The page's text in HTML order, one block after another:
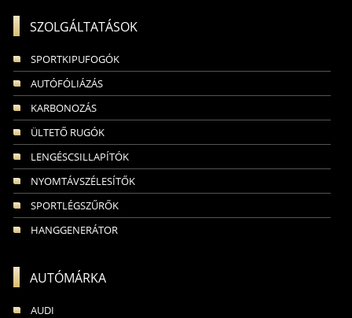
SZOLGÁLTATÁSOK
SPORTKIPUFOGÓK
AUTÓFÓLIÁZÁS
KARBONOZÁS
ÜLTETŐ RUGÓK
LENGÉSCSILLAPÍTÓK
NYOMTÁVSZÉLESÍTŐK
SPORTLÉGSZŰRŐK
HANGGENERÁTOR
AUTÓMÁRKA
AUDI